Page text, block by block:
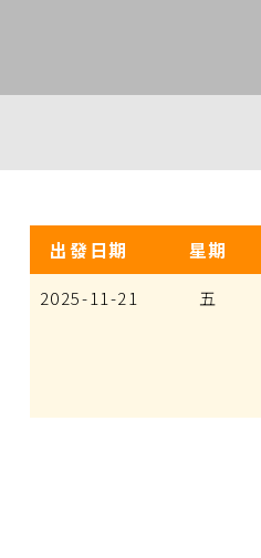
出發日期 星期
2025-11-21 五